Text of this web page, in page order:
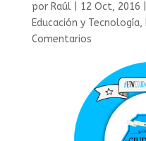
por Raúl| 12 Oct, 2016
Educación y Tecnología,
Comentarios